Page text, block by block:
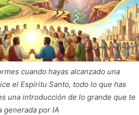
cuando hayas alcanzado una
el Espíritu Santo, todo lo que has
una introducción de lo grande que te
generada por IA